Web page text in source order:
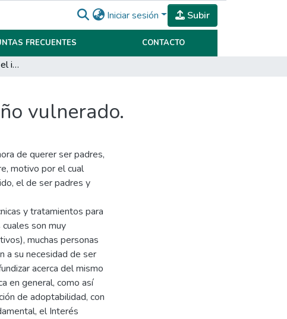
Iniciar sesión Subir
FRECUENTES CONTACTO
El proceso de adopción: el interés superior del niño vulnerado.
vulnerado.
de querer ser padres,
motivo por el cual
el de ser padres y
y tratamientos para
son muy
muchas personas
a su necesidad de ser
acerca del mismo
en general, como así
de adoptabilidad, con
el Interés